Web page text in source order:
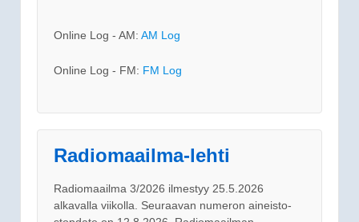
Online Log - AM: AM Log
Online Log - FM: FM Log
Radiomaailma-lehti
Radiomaailma 3/2026 ilmestyy 25.5.2026
alkavalla viikolla. Seuraavan numeron aineisto-